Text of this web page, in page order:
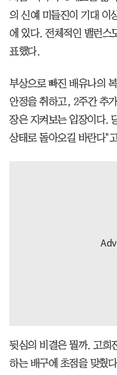
의 신예 미들진이 기대 이
에 있다. 전체적인 밸런스
표했다.
부상으로 빠진 배유나의
안정을 취하고, 2주간 추
장은 지켜보는 입장이다.
상태로 돌아오길 바란다"
뒷심의 비결은 뭘까. 고희
하는 배구에 초점을 맞췄